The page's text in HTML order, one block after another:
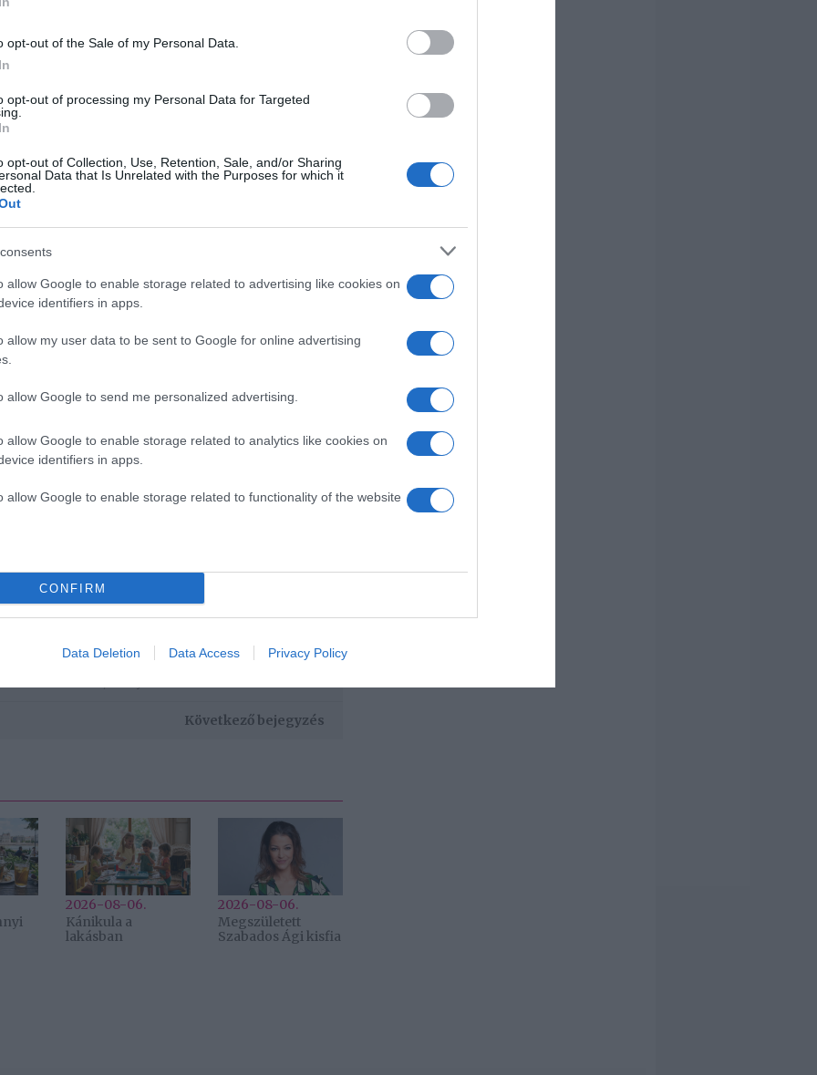
opt-out of the Sale of my Personal Data.
opt-out of processing my Personal Data for Targeted
opt-out of Collection, Use, Retention, Sale, and/or Sharing
Data that Is Unrelated with the Purposes for which it
allow Google to enable storage related to advertising like cookies on
identifiers in apps.
allow my user data to be sent to Google for online advertising
allow Google to send me personalized advertising.
allow Google to enable storage related to analytics like cookies on
identifiers in apps.
allow Google to enable storage related to functionality of the website
CONFIRM
Data Deletion Data Access Privacy Policy
hiszen semmi nem visszataszítóbb, mint
férfiakra vadászik.
ismerkedés közben
befizetheted a számláidat, vagy akkor is
várod, hogy elkészüljön az új hajszíned.
mindennel képesek foglalkozni, ezért használd ki
Az online társkeresés viszont lehetőséget
sikerességét, még mielőtt pénzt költenél rá.
kávézgatásokra vagy vacsorázgatásokra
kiderüljön, mégsincs közöttetek semmilyen fizikai
és hogy a kedves randipartnered egy épkézláb
valakit, mint a való életben. Bár a visszautasítás
nagyon fontos tudnod azt, hogy az embereknek
amiben kommunikálnak. Amikor
oldalon, mindig tedd ezt elegánsan és
Következő bejegyzés
2026-08-06.
Kánikula a
lakásban
2026-08-06.
Megszületett
Szabados Ági kisfia